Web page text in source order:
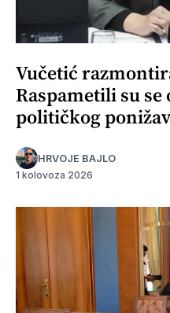
Vučetić
Raspametili su se
političkog
HRVOJE BAJLO
1 kolovoza 2026